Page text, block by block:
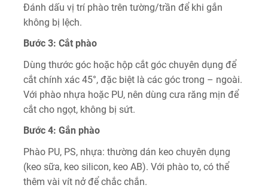
Đánh dấu vị trí phào trên tường/trần để khi gắn
không bị lệch.
Bước 3: Cắt phào
Dùng thước góc hoặc hộp cắt góc chuyên dụng để
cắt chính xác 45°, đặc biệt là các góc trong – ngoài.
Với phào nhựa hoặc PU, nên dùng cưa răng mịn để
cắt cho ngọt, không bị sứt.
Bước 4: Gắn phào
Phào PU, PS, nhựa: thường dán keo chuyên dụng
(keo sữa, keo silicon, keo AB). Với phào to, có thể
thêm vài vít nở để chắc chắn.